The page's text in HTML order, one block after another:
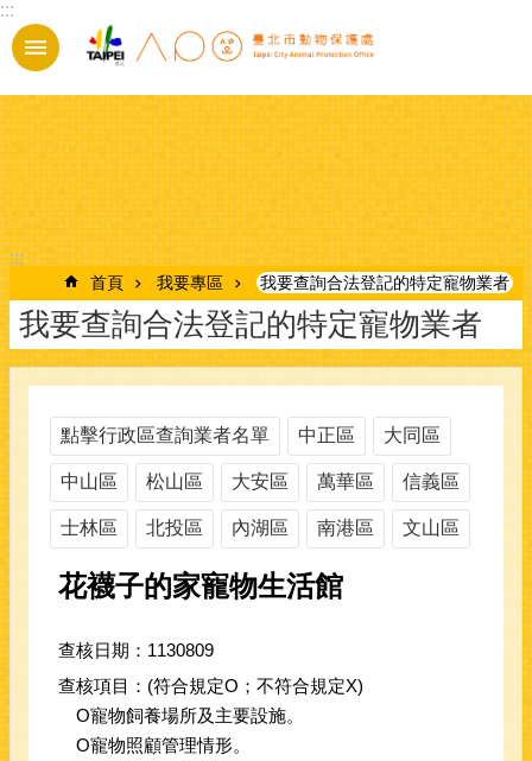
跳到主要內容區塊
:::
:::
首頁 我要專區 我要查詢合法登記的特定寵物業者
我要查詢合法登記的特定寵物業者
點擊行政區查詢業者名單 中正區 大同區
中山區 松山區 大安區 萬華區 信義區
士林區 北投區 內湖區 南港區 文山區
花襪子的家寵物生活館
查核日期：1130809
查核項目：(符合規定O；不符合規定X)
O寵物飼養場所及主要設施。
O寵物照顧管理情形。